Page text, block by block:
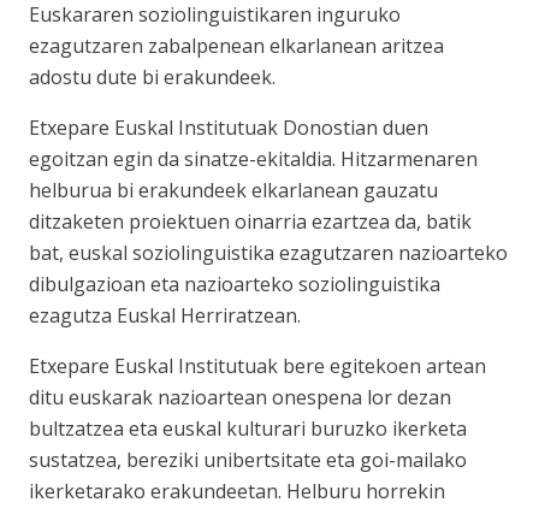
Euskararen soziolinguistikaren inguruko
ezagutzaren zabalpenean elkarlanean aritzea
adostu dute bi erakundeek.
Etxepare Euskal Institutuak Donostian duen
egoitzan egin da sinatze-ekitaldia. Hitzarmenaren
helburua bi erakundeek elkarlanean gauzatu
ditzaketen proiektuen oinarria ezartzea da, batik
bat, euskal soziolinguistika ezagutzaren nazioarteko
dibulgazioan eta nazioarteko soziolinguistika
ezagutza Euskal Herriratzean.
Etxepare Euskal Institutuak bere egitekoen artean
ditu euskarak nazioartean onespena lor dezan
bultzatzea eta euskal kulturari buruzko ikerketa
sustatzea, bereziki unibertsitate eta goi-mailako
ikerketarako erakundeetan. Helburu horrekin